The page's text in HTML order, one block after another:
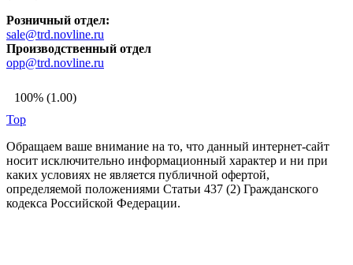
Розничный отдел:
sale@trd.novline.ru
Производственный отдел
opp@trd.novline.ru
100% (1.00)
Top
Обращаем ваше внимание на то, что данный интернет-сайт
носит исключительно информационный характер и ни при
каких условиях не является публичной офертой,
определяемой положениями Статьи 437 (2) Гражданского
кодекса Российской Федерации.